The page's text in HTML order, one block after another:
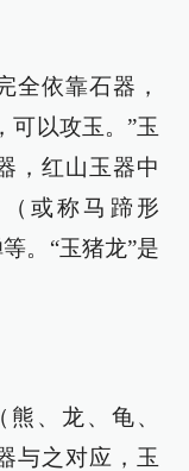
全依靠石器，
可以攻玉。”玉
，红山玉器中
或称马蹄形
。“玉猪龙”是
、龙、龟、
与之对应，玉